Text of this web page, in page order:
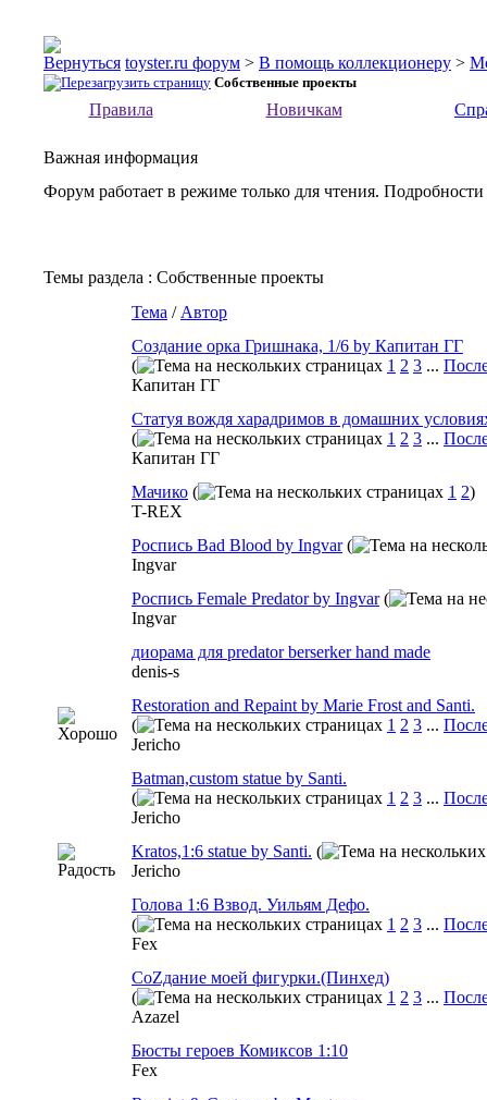
toyster.ru форум > В помощь коллекционеру >
Собственные проекты
Правила Новичкам
Важная информация
Форум работает в режиме только для чтения.
Темы раздела : Собственные проекты
Тема / Автор
Создание орка Гришнака, 1/6 by Капитан ГГ
(
1 2 3 ...
Капитан ГГ
Статуя вождя харадримов в домашних
(
1 2 3 ...
Капитан ГГ
Мачико ( 1 2)
T-REX
Роспись Bad Blood by Ingvar (
Ingvar
Роспись Female Predator by Ingvar (
Ingvar
диорама для predator berserker hand made
denis-s
Restoration and Repaint by Marie Frost and Santi.
(
1 2 3 ...
Jericho
Batman,custom statue by Santi.
(
1 2 3 ...
Jericho
Kratos,1:6 statue by Santi. (
Jericho
Голова 1:6 Взвод. Уильям Дефо.
(
1 2 3 ...
Fex
СоZдание моей фигурки.(Пинхед)
(
1 2 3 ...
Azazel
Бюсты героев Комиксов 1:10
Fex